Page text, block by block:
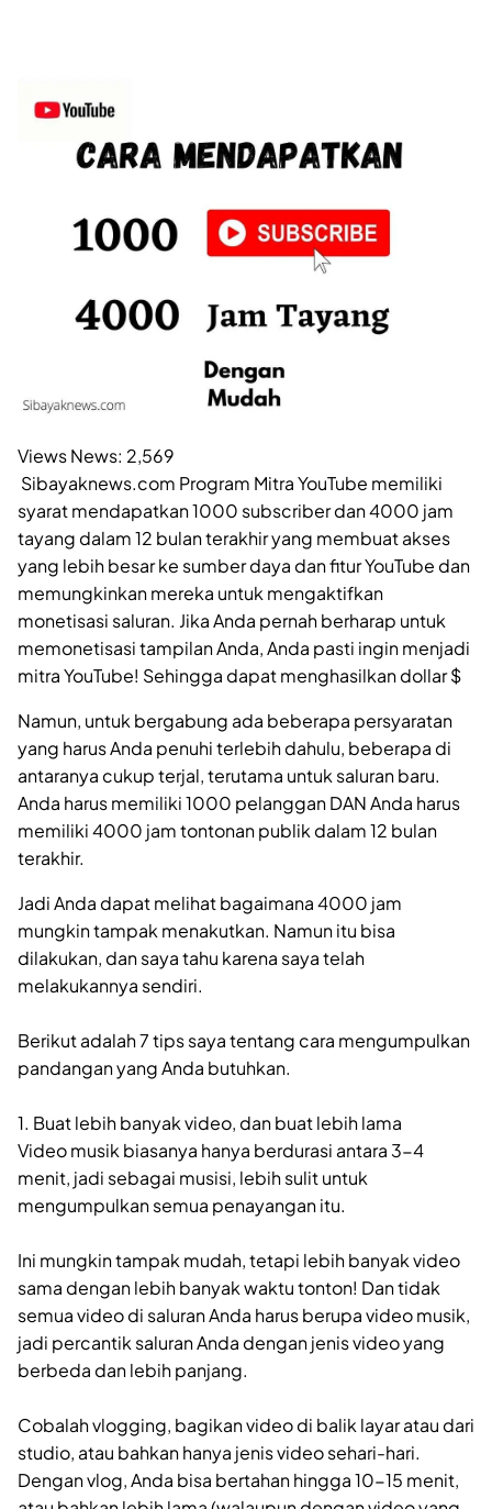
Views News: 2,569
Sibayaknews.com Program Mitra YouTube memiliki
syarat mendapatkan 1000 subscriber dan 4000 jam
tayang dalam 12 bulan terakhir yang membuat akses
yang lebih besar ke sumber daya dan fitur YouTube dan
memungkinkan mereka untuk mengaktifkan
monetisasi saluran. Jika Anda pernah berharap untuk
memonetisasi tampilan Anda, Anda pasti ingin menjadi
mitra YouTube! Sehingga dapat menghasilkan dollar $
Namun, untuk bergabung ada beberapa persyaratan
yang harus Anda penuhi terlebih dahulu, beberapa di
antaranya cukup terjal, terutama untuk saluran baru.
Anda harus memiliki 1000 pelanggan DAN Anda harus
memiliki 4000 jam tontonan publik dalam 12 bulan
terakhir.
Jadi Anda dapat melihat bagaimana 4000 jam
mungkin tampak menakutkan. Namun itu bisa
dilakukan, dan saya tahu karena saya telah
melakukannya sendiri.
Berikut adalah 7 tips saya tentang cara mengumpulkan
pandangan yang Anda butuhkan.
1. Buat lebih banyak video, dan buat lebih lama
Video musik biasanya hanya berdurasi antara 3-4
menit, jadi sebagai musisi, lebih sulit untuk
mengumpulkan semua penayangan itu.
Ini mungkin tampak mudah, tetapi lebih banyak video
sama dengan lebih banyak waktu tonton! Dan tidak
semua video di saluran Anda harus berupa video musik,
jadi percantik saluran Anda dengan jenis video yang
berbeda dan lebih panjang.
Cobalah vlogging, bagikan video di balik layar atau dari
studio, atau bahkan hanya jenis video sehari-hari.
Dengan vlog, Anda bisa bertahan hingga 10-15 menit,